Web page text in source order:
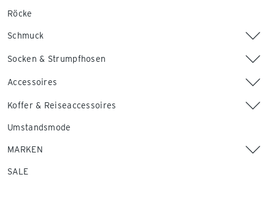
Röcke
Schmuck
Socken & Strumpfhosen
Accessoires
Koffer & Reiseaccessoires
Umstandsmode
MARKEN
SALE